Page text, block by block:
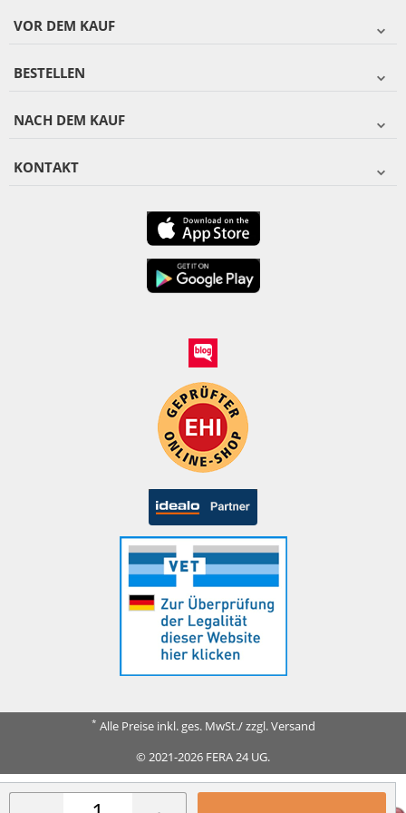
VOR DEM KAUF
BESTELLEN
NACH DEM KAUF
KONTAKT
* Alle Preise inkl. ges. MwSt./ zzgl. Versand
© 2021-2026 FERA 24 UG.
FERA INTERNATIONAL: